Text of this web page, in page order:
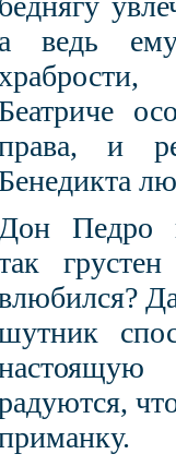
а ведь
Беатриче
и
Бенедикта
Дон Педро